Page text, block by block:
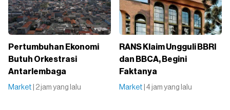
Pertumbuhan Ekonomi
Butuh Orkestrasi
Antarlembaga
Market | 2 jam yang lalu
RANS Klaim Ungguli BBRI
dan BBCA, Begini
Faktanya
Market | 4 jam yang lalu